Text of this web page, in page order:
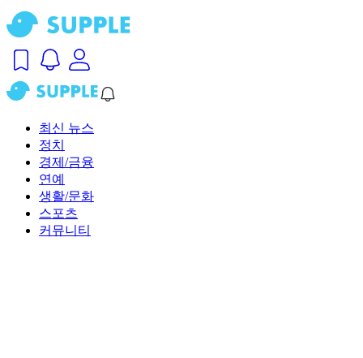
최신 뉴스
정치
경제/금융
연예
생활/문화
스포츠
커뮤니티